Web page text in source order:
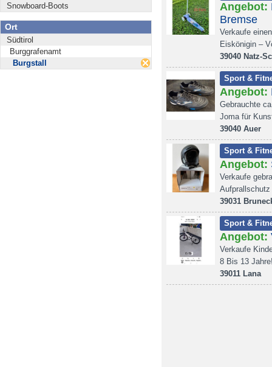
Snowboard-Boots
Ort
Südtirol
Burggrafenamt
Burgstall
Angebot:
Bremse
Verkaufe
Eiskönigin –
39040 Natz-
Sport &
Angebot:
Gebrauchte
Joma für
39040 Auer
Sport &
Angebot:
Verkaufe
39031
Sport &
Angebot:
Verkaufe
8 Bis 13
39011 Lana